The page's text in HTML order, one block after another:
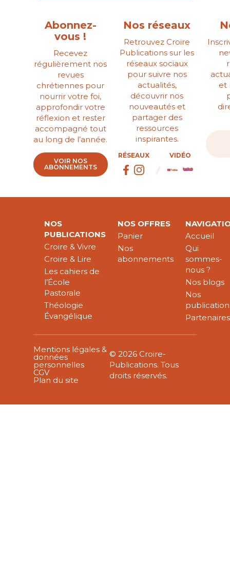
Abonnez-
vous !
Recevez
régulièrement nos
revues
chrétiennes pour
nourrir votre foi,
approfondir votre
réflexion et rester
accompagné tout
au long de l’année.
VOIR NOS
ABONNEMENTS
Nos réseaux
Retrouvez Croire
Publications sur les
réseaux sociaux
pour suivre nos
actualités,
découvrir nos
nouveautés et
partager des
ressources
inspirantes.
RÉSEAUX VIDÉO
et
NOS
PUBLICATIONS
Croire & Vivre
Croire & Lire
Les cahiers de
l’École
Pastorale
Théologie
Évangélique
NOS OFFRES
Panier
Nos
abonnements
Accueil
Qui
sommes-
nous ?
Nos blogs
Nos
Partenaires
Mentions légales &
données
personnelles
CGV
Plan du site
© 2026 Croire-
Publications. Tous
droits réservés.